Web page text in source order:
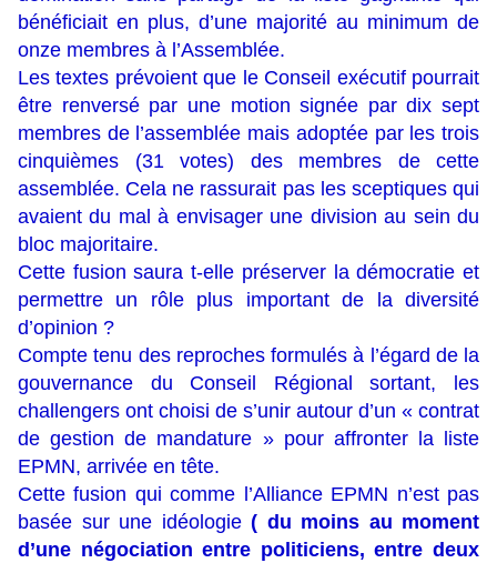
bénéficiait en plus, d’une majorité au minimum de
onze membres à l’Assemblée.
Les textes prévoient que le Conseil exécutif pourrait
être renversé par une motion signée par dix sept
membres de l’assemblée mais adoptée par les trois
cinquièmes (31 votes) des membres de cette
assemblée. Cela ne rassurait pas les sceptiques qui
avaient du mal à envisager une division au sein du
bloc majoritaire.
Cette fusion saura t-elle préserver la démocratie et
permettre un rôle plus important de la diversité
d’opinion ?
Compte tenu des reproches formulés à l’égard de la
gouvernance du Conseil Régional sortant, les
challengers ont choisi de s’unir autour d’un « contrat
de gestion de mandature » pour affronter la liste
EPMN, arrivée en tête.
Cette fusion qui comme l’Alliance EPMN n’est pas
basée sur une idéologie ( du moins au moment
d’une négociation entre politiciens, entre deux